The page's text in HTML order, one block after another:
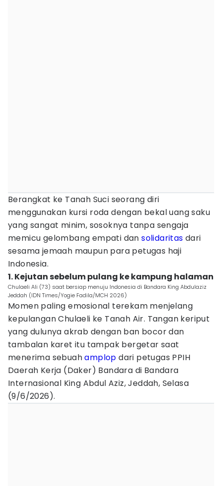
Berangkat ke Tanah Suci seorang diri
menggunakan kursi roda dengan bekal uang saku
yang sangat minim, sosoknya tanpa sengaja
memicu gelombang empati dansolidaritas dari
sesama jemaah maupun para petugas haji
Indonesia.
1. Kejutan sebelum pulang ke kampung halaman
Chulaeli Ali (73) saat bersiap menuju Indonesia di Bandara King Abdulaziz
Jeddah (IDN Times/Yogie Fadila/MCH 2026)
Momen paling emosional terekam menjelang
kepulangan Chulaeli ke Tanah Air. Tangan keriput
yang dulunya akrab dengan ban bocor dan
tambalan karet itu tampak bergetar saat
menerima sebuahamplop dari petugas PPIH
Daerah Kerja (Daker) Bandara di Bandara
Internasional King Abdul Aziz, Jeddah, Selasa
(9/6/2026).